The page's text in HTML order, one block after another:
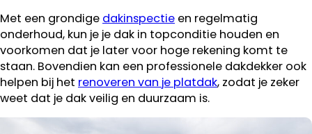
Met een grondige dakinspectie en regelmatig
onderhoud, kun je je dak in topconditie houden en
voorkomen dat je later voor hoge rekening komt te
staan. Bovendien kan een professionele dakdekker ook
helpen bij het renoveren van je platdak, zodat je zeker
weet dat je dak veilig en duurzaam is.